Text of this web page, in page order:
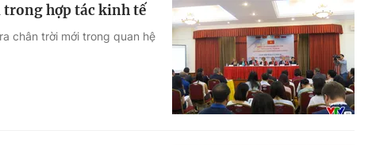
trong hợp tác kinh tế
chân trời mới trong quan hệ